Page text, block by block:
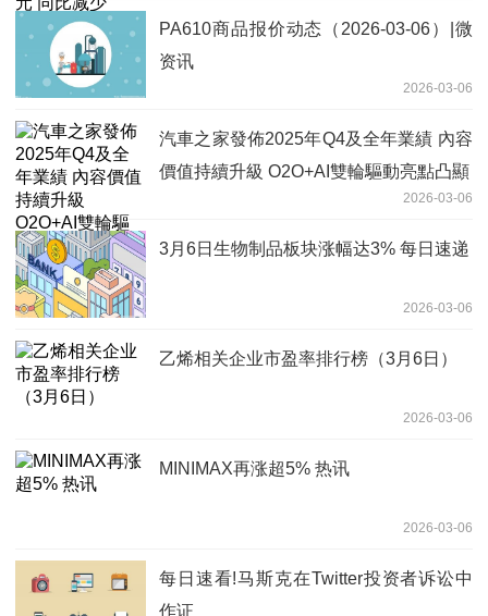
PA610商品报价动态（2026-03-06）|微
资讯
2026-03-06
汽車之家發佈2025年Q4及全年業績 內容
價值持續升級 O2O+AI雙輪驅動亮點凸顯
2026-03-06
3月6日生物制品板块涨幅达3% 每日速递
2026-03-06
乙烯相关企业市盈率排行榜（3月6日）
2026-03-06
MINIMAX再涨超5% 热讯
2026-03-06
每日速看!马斯克在Twitter投资者诉讼中
作证